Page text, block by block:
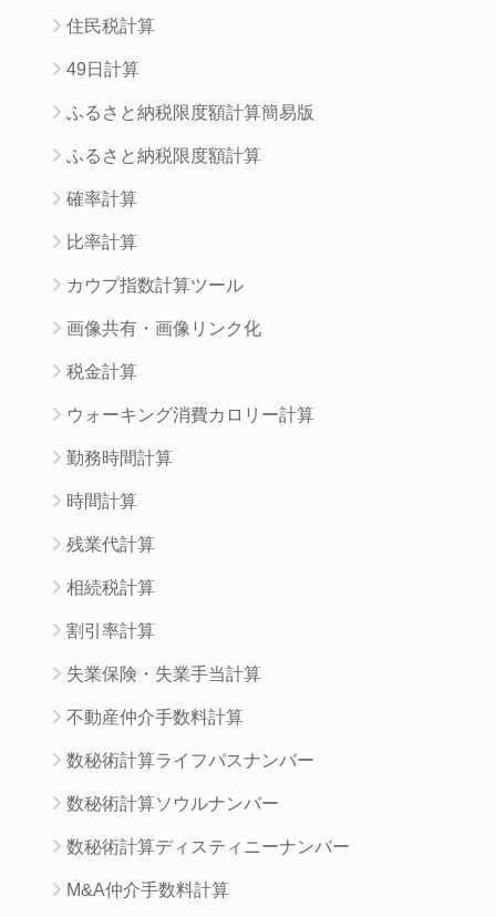
住民税計算
49日計算
ふるさと納税限度額計算簡易版
ふるさと納税限度額計算
確率計算
比率計算
カウプ指数計算ツール
画像共有・画像リンク化
税金計算
ウォーキング消費カロリー計算
勤務時間計算
時間計算
残業代計算
相続税計算
割引率計算
失業保険・失業手当計算
不動産仲介手数料計算
数秘術計算ライフパスナンバー
数秘術計算ソウルナンバー
数秘術計算ディスティニーナンバー
M&A仲介手数料計算